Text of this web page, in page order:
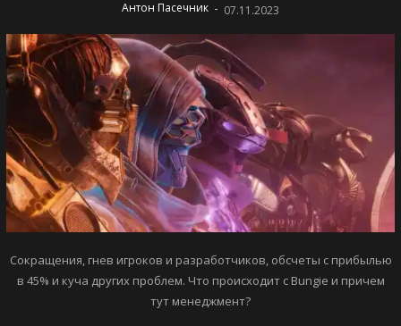
Антон Пасечник - 07.11.2023
Сокращения, гнев игроков и разработчиков, обсчеты с прибылью
в 45% и куча других проблем. Что происходит с Bungie и причем
тут менеджмент?